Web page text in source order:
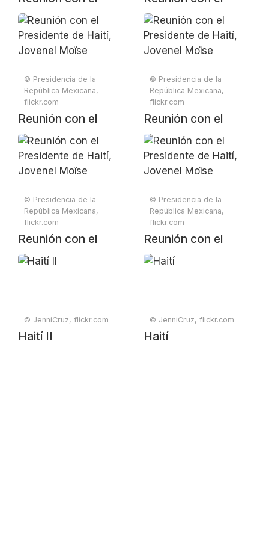
Presidente de Haití,
Jovenel Moïse
Presidente de Haití,
Jovenel Moïse
© Presidencia de la
República Mexicana,
flickr.com
Reunión con el
Presidente de Haití,
Jovenel Moïse
© Presidencia de la
República Mexicana,
flickr.com
Reunión con el
Presidente de Haití,
Jovenel Moïse
© Presidencia de la
República Mexicana,
flickr.com
Reunión con el
Presidente de Haití,
© Presidencia de la
República Mexicana,
flickr.com
Reunión con el
Presidente de Haití,
© JenniCruz, flickr.com
Haití II
© JenniCruz, flickr.com
Haití